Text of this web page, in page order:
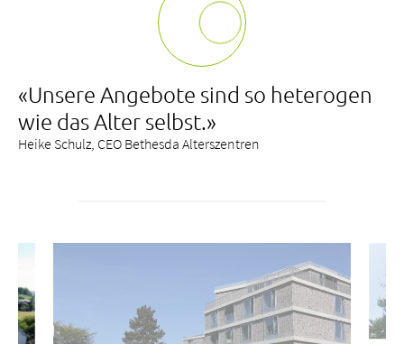
«Unsere Angebote sind so heterogen
wie das Alter selbst.»
Heike Schulz, CEO Bethesda Alterszentren